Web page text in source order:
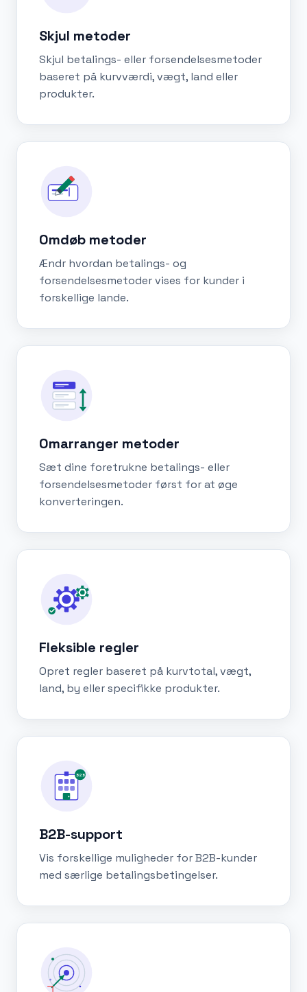
Skjul metoder
Skjul betalings- eller forsendelsesmetoder
baseret på kurvværdi, vægt, land eller
produkter.
Omdøb metoder
Ændr hvordan betalings- og
forsendelsesmetoder vises for kunder i
forskellige lande.
Omarranger metoder
Sæt dine foretrukne betalings- eller
forsendelsesmetoder først for at øge
konverteringen.
Fleksible regler
Opret regler baseret på kurvtotal, vægt,
land, by eller specifikke produkter.
B2B
B2B-support
Vis forskellige muligheder for B2B-kunder
med særlige betalingsbetingelser.